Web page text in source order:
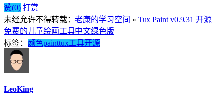
赞(0) 打赏
未经允许不得转载： 老康的学习空间 » Tux Paint v0.9.31 开源
免费的儿童绘画工具中文绿色版
标签： 颜色painttux工具开源
LeoKing